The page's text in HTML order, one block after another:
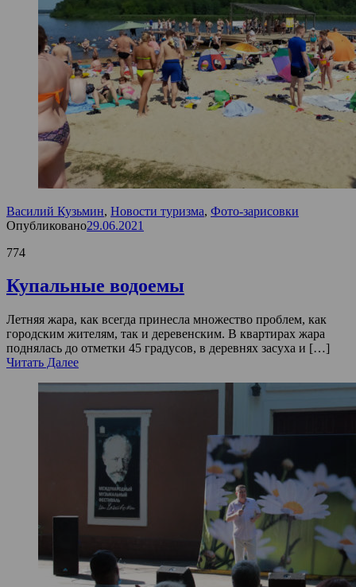
Василий Кузьмин, Новости туризма, Фото-зарисовки
Опубликовано29.06.2021
774
Купальные водоемы
Летняя жара, как всегда принесла множество проблем, как
городским жителям, так и деревенским. В квартирах жара
поднялась до отметки 45 градусов, в деревнях засуха и […]
Читать Далее